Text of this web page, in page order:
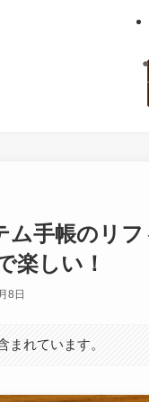
ム手帳のリ
楽しい！
8日
まれています。